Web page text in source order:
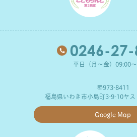
0246-
平日（月～金）09:00
〒973-8411
福島県いわき市小島町3-9-10ヤ
Google Map